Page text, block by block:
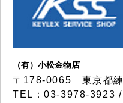
（有）小松金物店
〒178-0065 東京都
TEL：03-3978-3923